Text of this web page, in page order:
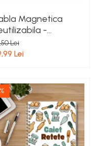
Magnetica
-
pentru
Meniului
inclus, Format
Lei
Lei